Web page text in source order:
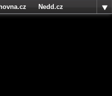
Nedd.cz